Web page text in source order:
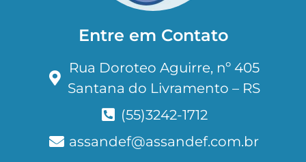
Entre em Contato
Rua Doroteo Aguirre, nº 405
Santana do Livramento – RS
(55)3242-1712
assandef@assandef.com.br